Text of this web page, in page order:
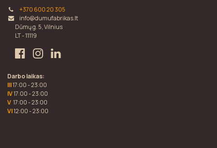
+370 600 20 305
info@dumufabrikas.lt
Dūmų g. 5, Vilnius
LT - 11119
Darbo laikas:
III17:00 - 23:00
IV17:00 - 23:00
V 17:00 - 23:00
VI12:00 - 23:00